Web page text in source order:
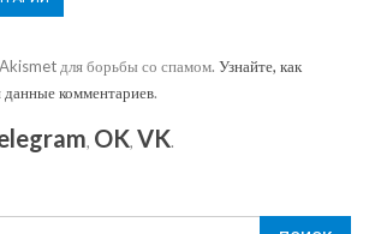
для борьбы со спамом. Узнайте, как
комментариев.
, OK, VK.